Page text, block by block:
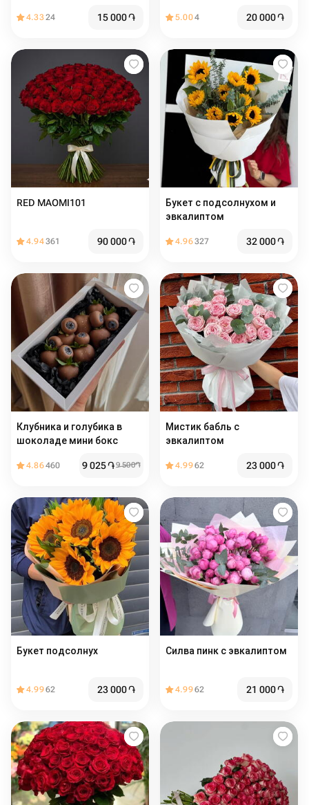
4.3324 15 000֏ 5.004 20 000֏
RED MAOMI101
4.94361 90 000֏
Букет с подсолнухом и
эвкалиптом
4.96327 32 000֏
Клубника и голубика в
шоколаде мини бокс
4.86460 9 025֏9 500֏
Мистик бабль с
эвкалиптом
4.9962 23 000֏
Букет подсолнух
4.9962 23 000֏
Силва пинк с эвкалиптом
4.9962 21 000֏